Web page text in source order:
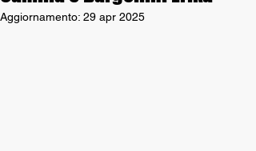
Aggiornamento: 29 apr 2025